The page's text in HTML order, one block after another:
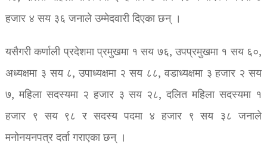
हजार ४ सय ३६ जनाले उम्मेदवारी दिएका छन् ।
यसैगरी कर्णाली प्रदेशमा प्रमुखमा १ सय ७६, उपप्रमुखमा १ सय ६०,
अध्यक्षमा ३ सय ८, उपाध्यक्षमा २ सय ८८, वडाध्यक्षमा ३ हजार २ सय
७, महिला सदस्यमा २ हजार ३ सय २८, दलित महिला सदस्यमा १
हजार ९ सय ९८ र सदस्य पदमा ४ हजार ९ सय ३८ जनाले
मनोनयनपत्र दर्ता गराएका छन् ।